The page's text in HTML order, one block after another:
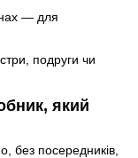
— для
подруги чи
який
без посередників,